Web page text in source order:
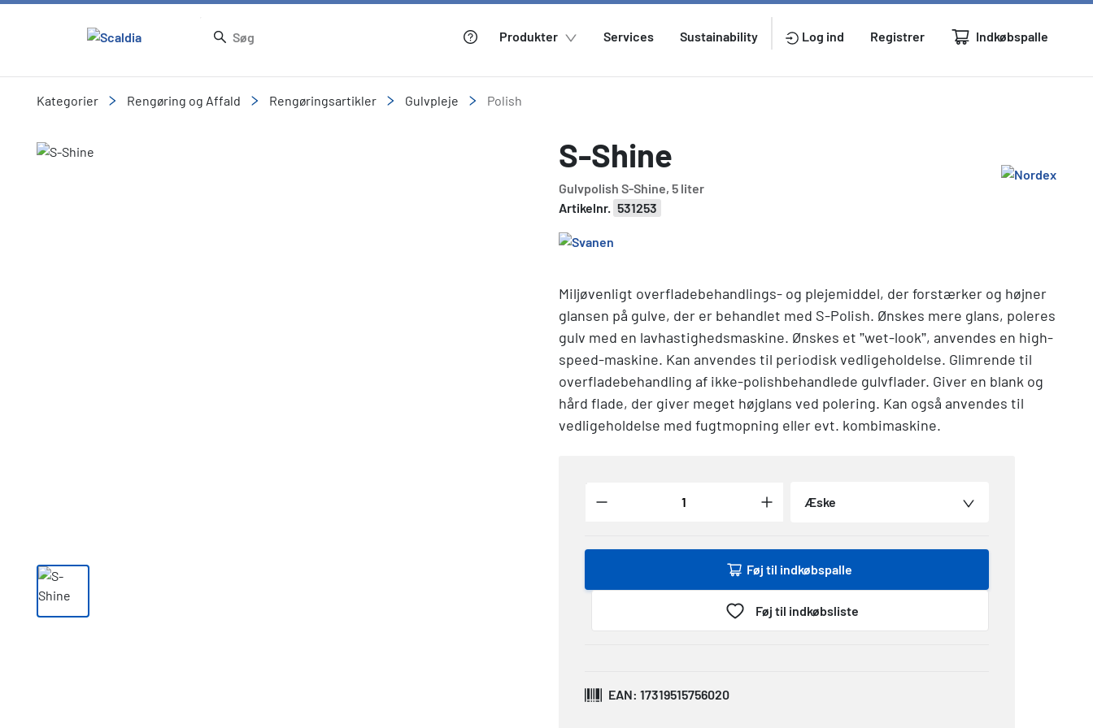
Produkter Services Sustainability Log ind Registrer Indkøbspalle
Kategorier Rengøring og Affald Rengøringsartikler Gulvpleje Polish
Slide 1 of 1 S-Shine
Gulvpolish S-Shine, 5 liter
Artikelnr. 531253
Miljøvenligt overfladebehandlings- og plejemiddel, der forstærker og højner
glansen på gulve, der er behandlet med S-Polish. Ønskes mere glans, poleres
gulv med en lavhastighedsmaskine. Ønskes et ”wet-look”, anvendes en high-
speed-maskine. Kan anvendes til periodisk vedligeholdelse. Glimrende til
overfladebehandling af ikke-polishbehandlede gulvflader. Giver en blank og
hård flade, der giver meget højglans ved polering. Kan også anvendes til
vedligeholdelse med fugtmopning eller evt. kombimaskine.
Æske
Føj til indkøbspalle
Føj til indkøbsliste
EAN: 17319515756020